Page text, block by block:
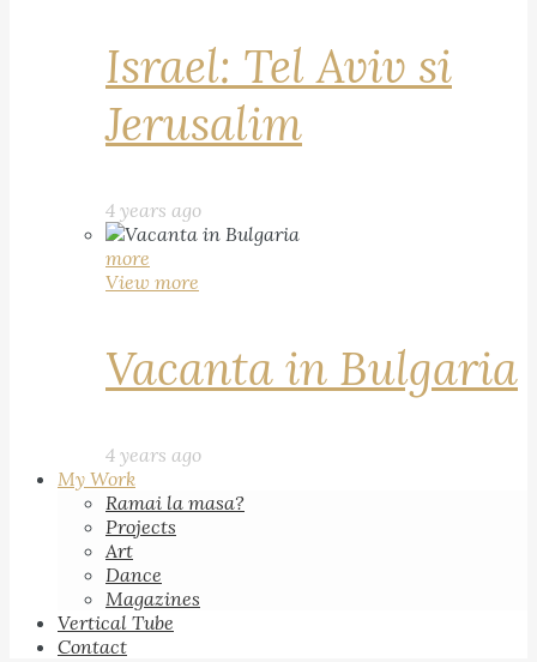
Israel: Tel Aviv si
Jerusalim
4 years ago
more
View more
Vacanta in Bulgaria
4 years ago
My Work
Ramai la masa?
Projects
Art
Dance
Magazines
Vertical Tube
Contact